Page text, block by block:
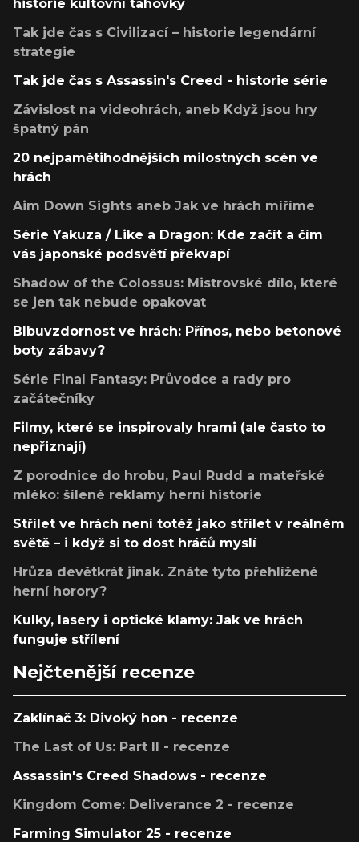
historie kultovní tahovky
Tak jde čas s Civilizací – historie legendární
strategie
Tak jde čas s Assassin's Creed - historie série
Závislost na videohrách, aneb Když jsou hry
špatný pán
20 nejpamětihodnějších milostných scén ve
hrách
Aim Down Sights aneb Jak ve hrách míříme
Série Yakuza / Like a Dragon: Kde začít a čím
vás japonské podsvětí překvapí
Shadow of the Colossus: Mistrovské dílo, které
se jen tak nebude opakovat
Blbuvzdornost ve hrách: Přínos, nebo betonové
boty zábavy?
Série Final Fantasy: Průvodce a rady pro
začátečníky
Filmy, které se inspirovaly hrami (ale často to
nepřiznají)
Z porodnice do hrobu, Paul Rudd a mateřské
mléko: šílené reklamy herní historie
Střílet ve hrách není totéž jako střílet v reálném
světě – i když si to dost hráčů myslí
Hrůza devětkrát jinak. Znáte tyto přehlížené
herní horory?
Kulky, lasery i optické klamy: Jak ve hrách
funguje střílení
Nejčtenější recenze
Zaklínač 3: Divoký hon - recenze
The Last of Us: Part II - recenze
Assassin's Creed Shadows - recenze
Kingdom Come: Deliverance 2 - recenze
Farming Simulator 25 - recenze